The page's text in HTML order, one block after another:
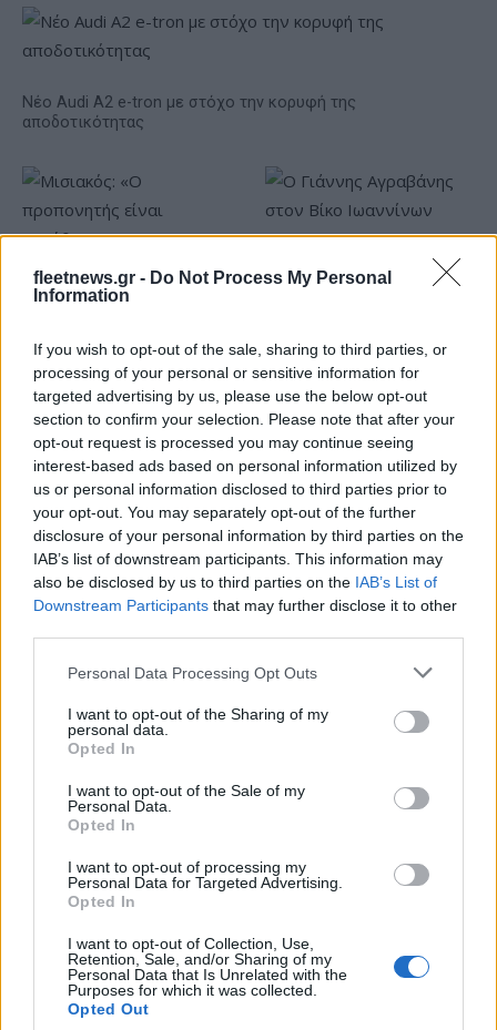
fleetnews.gr - Do Not Process My Personal
Information
If you wish to opt-out of the sale, sharing to third parties, or
processing of your personal or sensitive information for
targeted advertising by us, please use the below opt-out
section to confirm your selection. Please note that after your
opt-out request is processed you may continue seeing
interest-based ads based on personal information utilized by
us or personal information disclosed to third parties prior to
your opt-out. You may separately opt-out of the further
disclosure of your personal information by third parties on the
IAB’s list of downstream participants. This information may
also be disclosed by us to third parties on the IAB’s List of
Downstream Participants that may further disclose it to other
Please note that this website/app uses one or more Google
not limited to your visit or usage behaviour. You may click to
grant or deny consent to Google and its third-party tags to
use your data for below specified purposes in below Google
consent section.
Personal Data Processing Opt Outs
I want to opt-out of the Sharing of my
personal data.
Opted In
I want to opt-out of the Sale of my
Personal Data.
Opted In
I want to opt-out of processing my
Personal Data for Targeted Advertising.
Opted In
I want to opt-out of Collection, Use,
Retention, Sale, and/or Sharing of my
Personal Data that Is Unrelated with the
Purposes for which it was collected.
Opted Out
Νέο Audi A2 e-tron με στόχο την κορυφή της
αποδοτικότητας
είναι υπεύθυνος και
αναλαμβάνω την ευθύνη»
Ο Γιάννης Αγραβάνης στον
Βίκο Ιωαννίνων
Ελληνική Αναπτυξιακή Τράπεζα: Με «προίκα» 2 δισ. ευρώ
ανοίγει δρόμο για δάνεια έως 5 δισ. σε μικρομεσαίες
Β.Σ. Καρούλιας: Τζίρος 98,7
κερδών 57% - Τα νέα
στοιχήματα σε low & non
alcohol
σύμβουλος της ΔΕΗ για την
είσοδο στην πολωνική
Η Chery επενδύει 75 εκατ. δολάρια στην KG Mobility